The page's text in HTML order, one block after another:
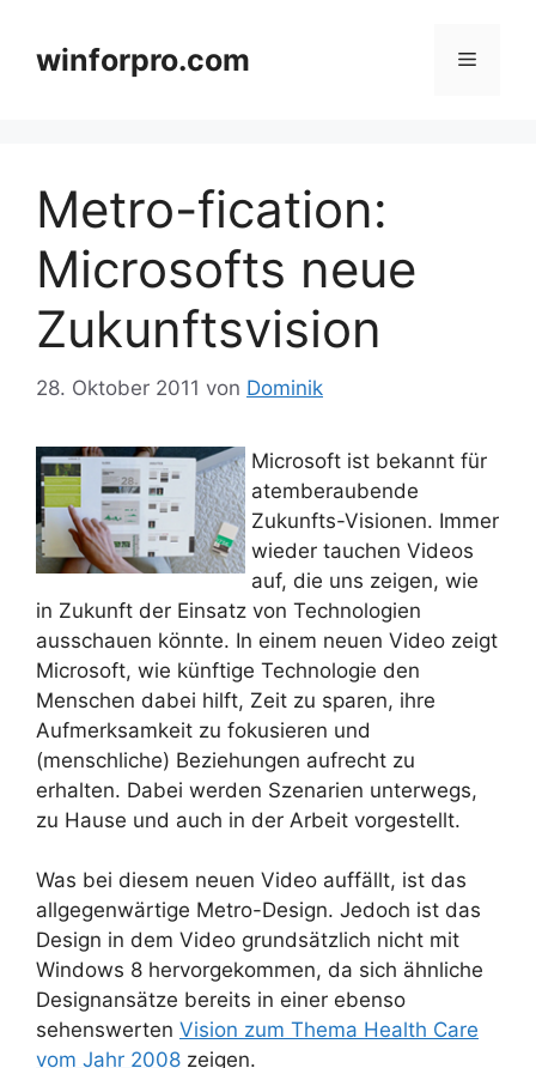
springenwinforpro.com Menü
Metro-fication:
Microsofts neue
Zukunftsvision
28. Oktober 2011 von Dominik
Microsoft ist bekannt für
atemberaubende
Zukunfts-Visionen. Immer
wieder tauchen Videos
auf, die uns zeigen, wie
in Zukunft der Einsatz von Technologien
ausschauen könnte. In einem neuen Video zeigt
Microsoft, wie künftige Technologie den
Menschen dabei hilft, Zeit zu sparen, ihre
Aufmerksamkeit zu fokusieren und
(menschliche) Beziehungen aufrecht zu
erhalten. Dabei werden Szenarien unterwegs,
zu Hause und auch in der Arbeit vorgestellt.
Was bei diesem neuen Video auffällt, ist das
allgegenwärtige Metro-Design. Jedoch ist das
Design in dem Video grundsätzlich nicht mit
Windows 8 hervorgekommen, da sich ähnliche
Designansätze bereits in einer ebenso
sehenswerten Vision zum Thema Health Care
vom Jahr 2008 zeigen.